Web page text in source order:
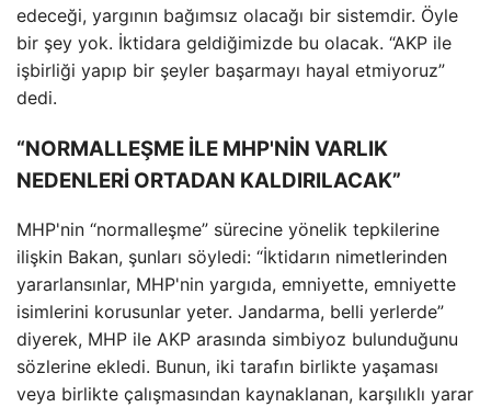
edeceği, yargının bağımsız olacağı bir sistemdir. Öyle
bir şey yok. İktidara geldiğimizde bu olacak. “AKP ile
işbirliği yapıp bir şeyler başarmayı hayal etmiyoruz”
dedi.
“NORMALLEŞME İLE MHP'NİN VARLIK
NEDENLERİ ORTADAN KALDIRILACAK”
MHP'nin “normalleşme” sürecine yönelik tepkilerine
ilişkin Bakan, şunları söyledi: “İktidarın nimetlerinden
yararlansınlar, MHP'nin yargıda, emniyette, emniyette
isimlerini korusunlar yeter. Jandarma, belli yerlerde”
diyerek, MHP ile AKP arasında simbiyoz bulunduğunu
sözlerine ekledi. Bunun, iki tarafın birlikte yaşaması
veya birlikte çalışmasından kaynaklanan, karşılıklı yarar